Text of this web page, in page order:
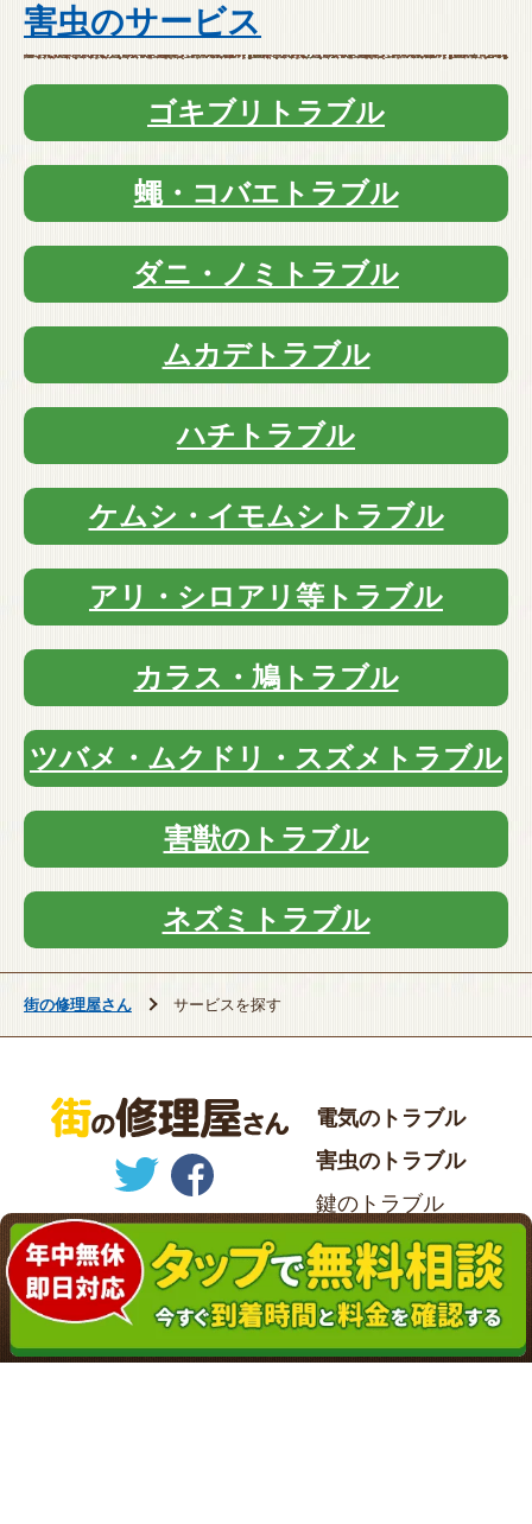
害虫のサービス
ゴキブリトラブル
蠅・コバエトラブル
ダニ・ノミトラブル
ムカデトラブル
ハチトラブル
ケムシ・イモムシトラブル
アリ・シロアリ等トラブル
カラス・鳩トラブル
ツバメ・ムクドリ・スズメトラブル
害獣のトラブル
ネズミトラブル
街の修理屋さん サービスを探す
電気のトラブル
害虫のトラブル
鍵のトラブル
水まわりのトラブル
ガラスのトラブル
パソコンのトラブル